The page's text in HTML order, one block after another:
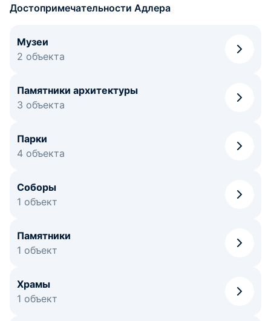
Достопримечательности Адлера
Музеи
2 объекта
Памятники архитектуры
3 объекта
Парки
4 объекта
Соборы
1 объект
Памятники
1 объект
Храмы
1 объект